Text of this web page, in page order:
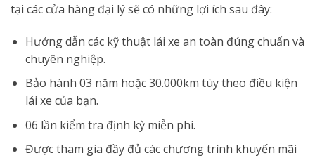
tại các cửa hàng đại lý sẽ có những lợi ích sau đây:
Hướng dẫn các kỹ thuật lái xe an toàn đúng chuẩn và
chuyên nghiệp.
Bảo hành 03 năm hoặc 30.000km tùy theo điều kiện
lái xe của bạn.
06 lần kiểm tra định kỳ miễn phí.
Được tham gia đầy đủ các chương trình khuyến mãi